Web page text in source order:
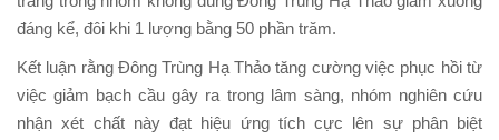
đáng kể, đôi khi 1 lượng bằng 50 phần trăm.
Kết luận rằng Đông Trùng Hạ Thảo tăng cường việc phục hồi từ
việc giảm bạch cầu gây ra trong lâm sàng, nhóm nghiên cứu
nhận xét chất này đạt hiệu ứng tích cực lên sự phân biệt